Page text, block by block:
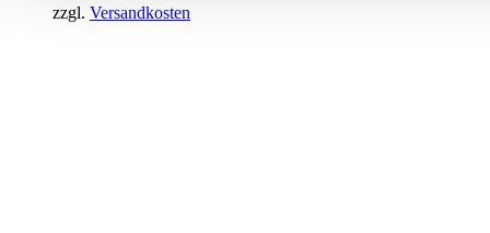
zzgl. Versandkosten